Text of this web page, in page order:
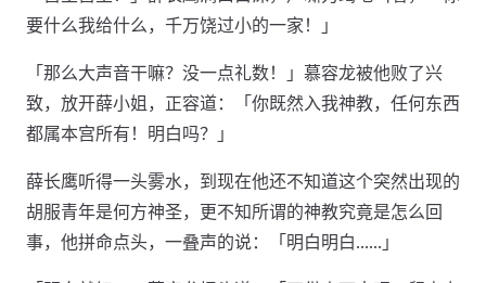
要什么我给什么，千万饶过小的一家！」
「那么大声音干嘛？没一点礼数！」慕容龙被他败了兴
致，放开薛小姐，正容道：「你既然入我神教，任何东西
都属本宫所有！明白吗？」
薛长鹰听得一头雾水，到现在他还不知道这个突然出现的
胡服青年是何方神圣，更不知所谓的神教究竟是怎么回
事，他拼命点头，一叠声的说：「明白明白……」